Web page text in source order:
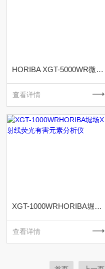
HORIBA XGT-5000WR微区扫描X射线荧光光谱仪
查看详情
XGT-1000WRHORIBA堀场X射线荧光有害元素分析仪
查看详情